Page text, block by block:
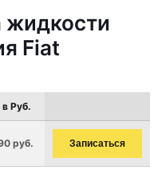
жидкости
Fiat
Руб.
руб. Записаться